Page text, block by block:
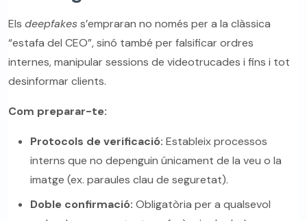
Els deepfakess’empraran no només per a la clàssica
“estafa del CEO”, sinó també per falsificar ordres
internes, manipular sessions de videotrucades i fins i tot
desinformar clients.
Com preparar-te:
Protocols de verificació: Estableix processos
interns que no depenguin únicament de la veu o la
imatge (ex. paraules clau de seguretat).
Doble confirmació: Obligatòria per a qualsevol